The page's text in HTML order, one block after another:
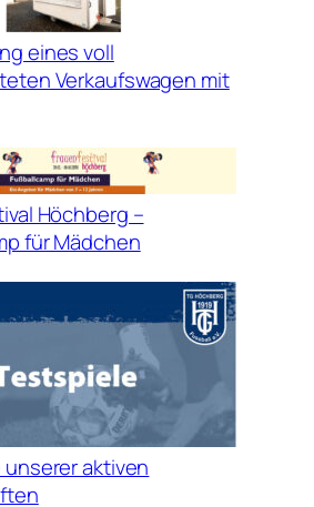
eines voll
Verkaufswagen mit
Höchberg –
für Mädchen
aktiven